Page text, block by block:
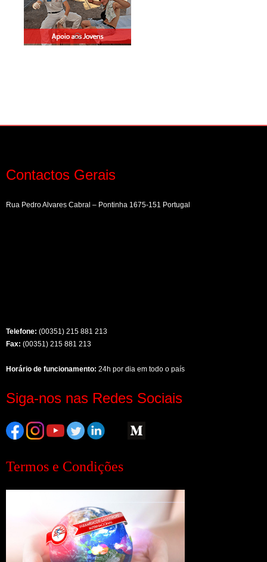
Contactos Gerais
Rua Pedro Alvares Cabral – Pontinha 1675-151 Portugal
Telefone: (00351) 215 881 213
Fax: (00351) 215 881 213
Horário de funcionamento: 24h por dia em todo o país
Siga-nos nas Redes Sociais
Termos e Condições